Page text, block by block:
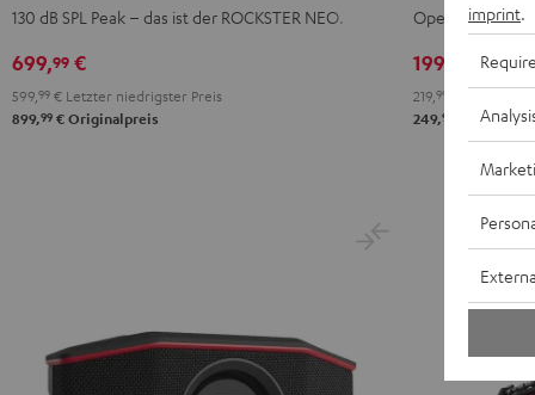
130 dB SPL Peak – das ist der ROCKSTER NEO.
699,99 €
599,99 € Letzter niedrigster Preis
899,99 € Originalpreis
Open-Source-
Deal
199, €
219,99
249,99
imprint